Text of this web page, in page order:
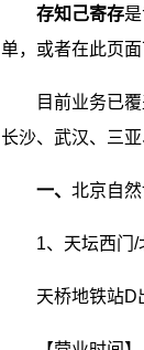
存知己寄存
单，或者在此页
目前业务已
长沙、武汉、三
一、 北京自
1、天坛西门
天桥地铁站D